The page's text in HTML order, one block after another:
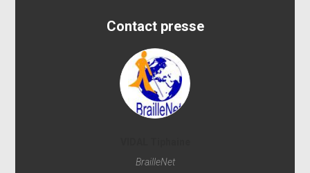
Contact presse
BrailleNet